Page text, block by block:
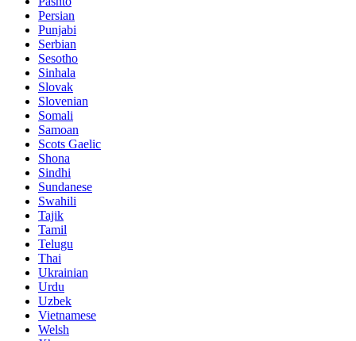
Persian
Punjabi
Serbian
Sesotho
Sinhala
Slovak
Slovenian
Somali
Samoan
Scots Gaelic
Shona
Sindhi
Sundanese
Swahili
Tajik
Tamil
Telugu
Thai
Ukrainian
Urdu
Uzbek
Vietnamese
Welsh